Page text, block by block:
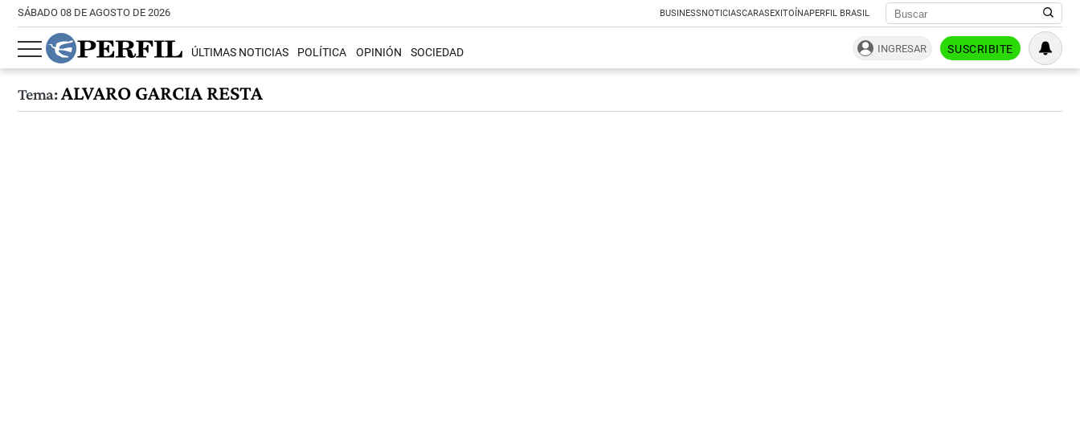
SÁBADO 08 DE AGOSTO DE 2026 BUSINESSNOTICIASCARASEXITOÍNAPERFIL BRASIL
ÚLTIMAS NOTICIAS POLÍTICA OPINIÓN SOCIEDAD INGRESAR SUSCRIBITE
Tema:ALVARO GARCIA RESTA